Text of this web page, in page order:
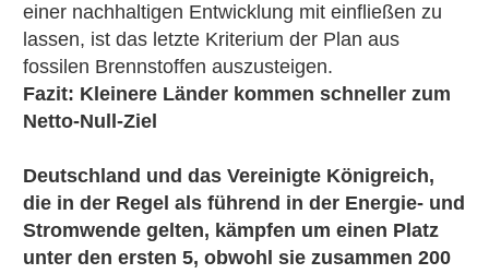
einer nachhaltigen Entwicklung mit einfließen zu
lassen, ist das letzte Kriterium der Plan aus
fossilen Brennstoffen auszusteigen.
Fazit: Kleinere Länder kommen schneller zum
Netto-Null-Ziel
Deutschland und das Vereinigte Königreich,
die in der Regel als führend in der Energie- und
Stromwende gelten, kämpfen um einen Platz
unter den ersten 5, obwohl sie zusammen 200